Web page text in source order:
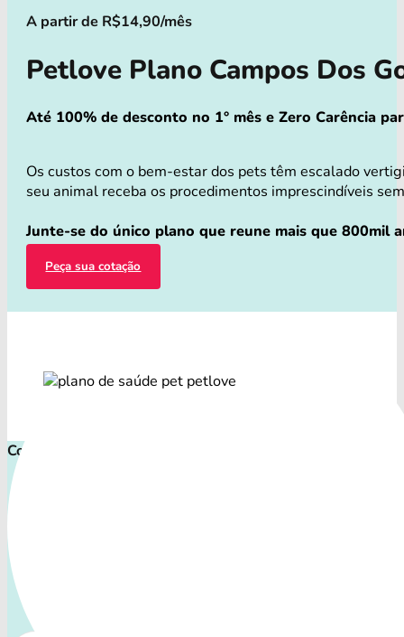
A partir de R$14,90/mês
Petlove Plano Campos Dos
Até 100% de desconto no 1° mês e Zero Carência
Os custos com o bem-estar dos pets têm escalado
seu animal receba os procedimentos imprescindíveis
Junte-se do único plano que reune mais que 800mil
Peça sua cotação
Comece cuidar ainda hoje!
Com uma variedade de cuidados, o Petlove Plano atende a